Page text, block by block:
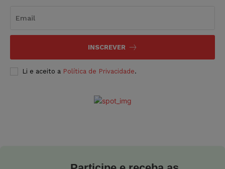
INSCREVER
Li e aceito a Política de Privacidade.